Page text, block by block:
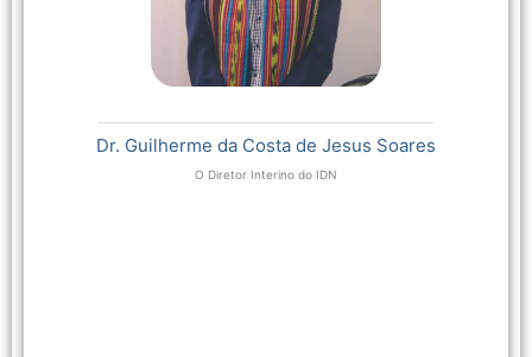
Dr. Guilherme da Costa de Jesus Soares
O Diretor Interino do IDN